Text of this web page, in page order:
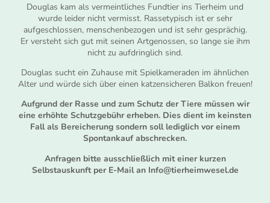
Douglas kam als vermeintliches Fundtier ins Tierheim und
wurde leider nicht vermisst. Rassetypisch ist er sehr
aufgeschlossen, menschenbezogen und ist sehr gesprächig.
Er versteht sich gut mit seinen Artgenossen, so lange sie ihm
nicht zu aufdringlich sind.
Douglas sucht ein Zuhause mit Spielkameraden im ähnlichen
Alter und würde sich über einen katzensicheren Balkon freuen!
Aufgrund der Rasse und zum Schutz der Tiere müssen wir
eine erhöhte Schutzgebühr erheben. Dies dient im keinsten
Fall als Bereicherung sondern soll lediglich vor einem
Spontankauf abschrecken.
Anfragen bitte ausschließlich mit einer kurzen
Selbstauskunft per E-Mail an Info@tierheimwesel.de